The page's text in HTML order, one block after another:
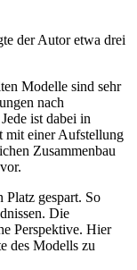
der Autor etwa drei
Modelle sind sehr
nach
ist dabei in
mit einer Aufstellung
Zusammenbau
Platz gespart. So
Die
Perspektive. Hier
des Modells zu